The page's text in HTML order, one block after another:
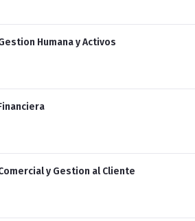
Humana y Activos
y Gestion al Cliente